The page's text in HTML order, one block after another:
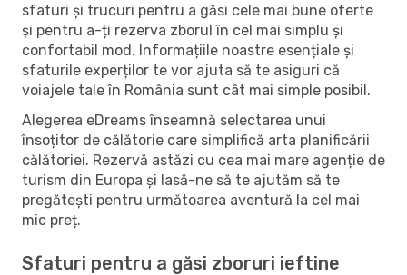
sfaturi și trucuri pentru a găsi cele mai bune oferte
și pentru a-ți rezerva zborul în cel mai simplu și
confortabil mod. Informațiile noastre esențiale și
sfaturile experților te vor ajuta să te asiguri că
voiajele tale în România sunt cât mai simple posibil.
Alegerea eDreams înseamnă selectarea unui
însoțitor de călătorie care simplifică arta planificării
călătoriei. Rezervă astăzi cu cea mai mare agenție de
turism din Europa și lasă-ne să te ajutăm să te
pregătești pentru următoarea aventură la cel mai
mic preț.
Sfaturi pentru a găsi zboruri ieftine